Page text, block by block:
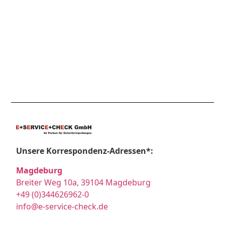
Unsere Korrespondenz-Adressen*:
Magdeburg
Breiter Weg 10a, 39104 Magdeburg
+49 (0)344626962-0
info@e-service-check.de